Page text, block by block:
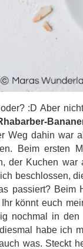
:D Aber
Weg dahin war
Beim ersten
der Kuchen
beschlossen,
passiert? Beim
könnt euch
nochmal in
habe ich
was. Steckt